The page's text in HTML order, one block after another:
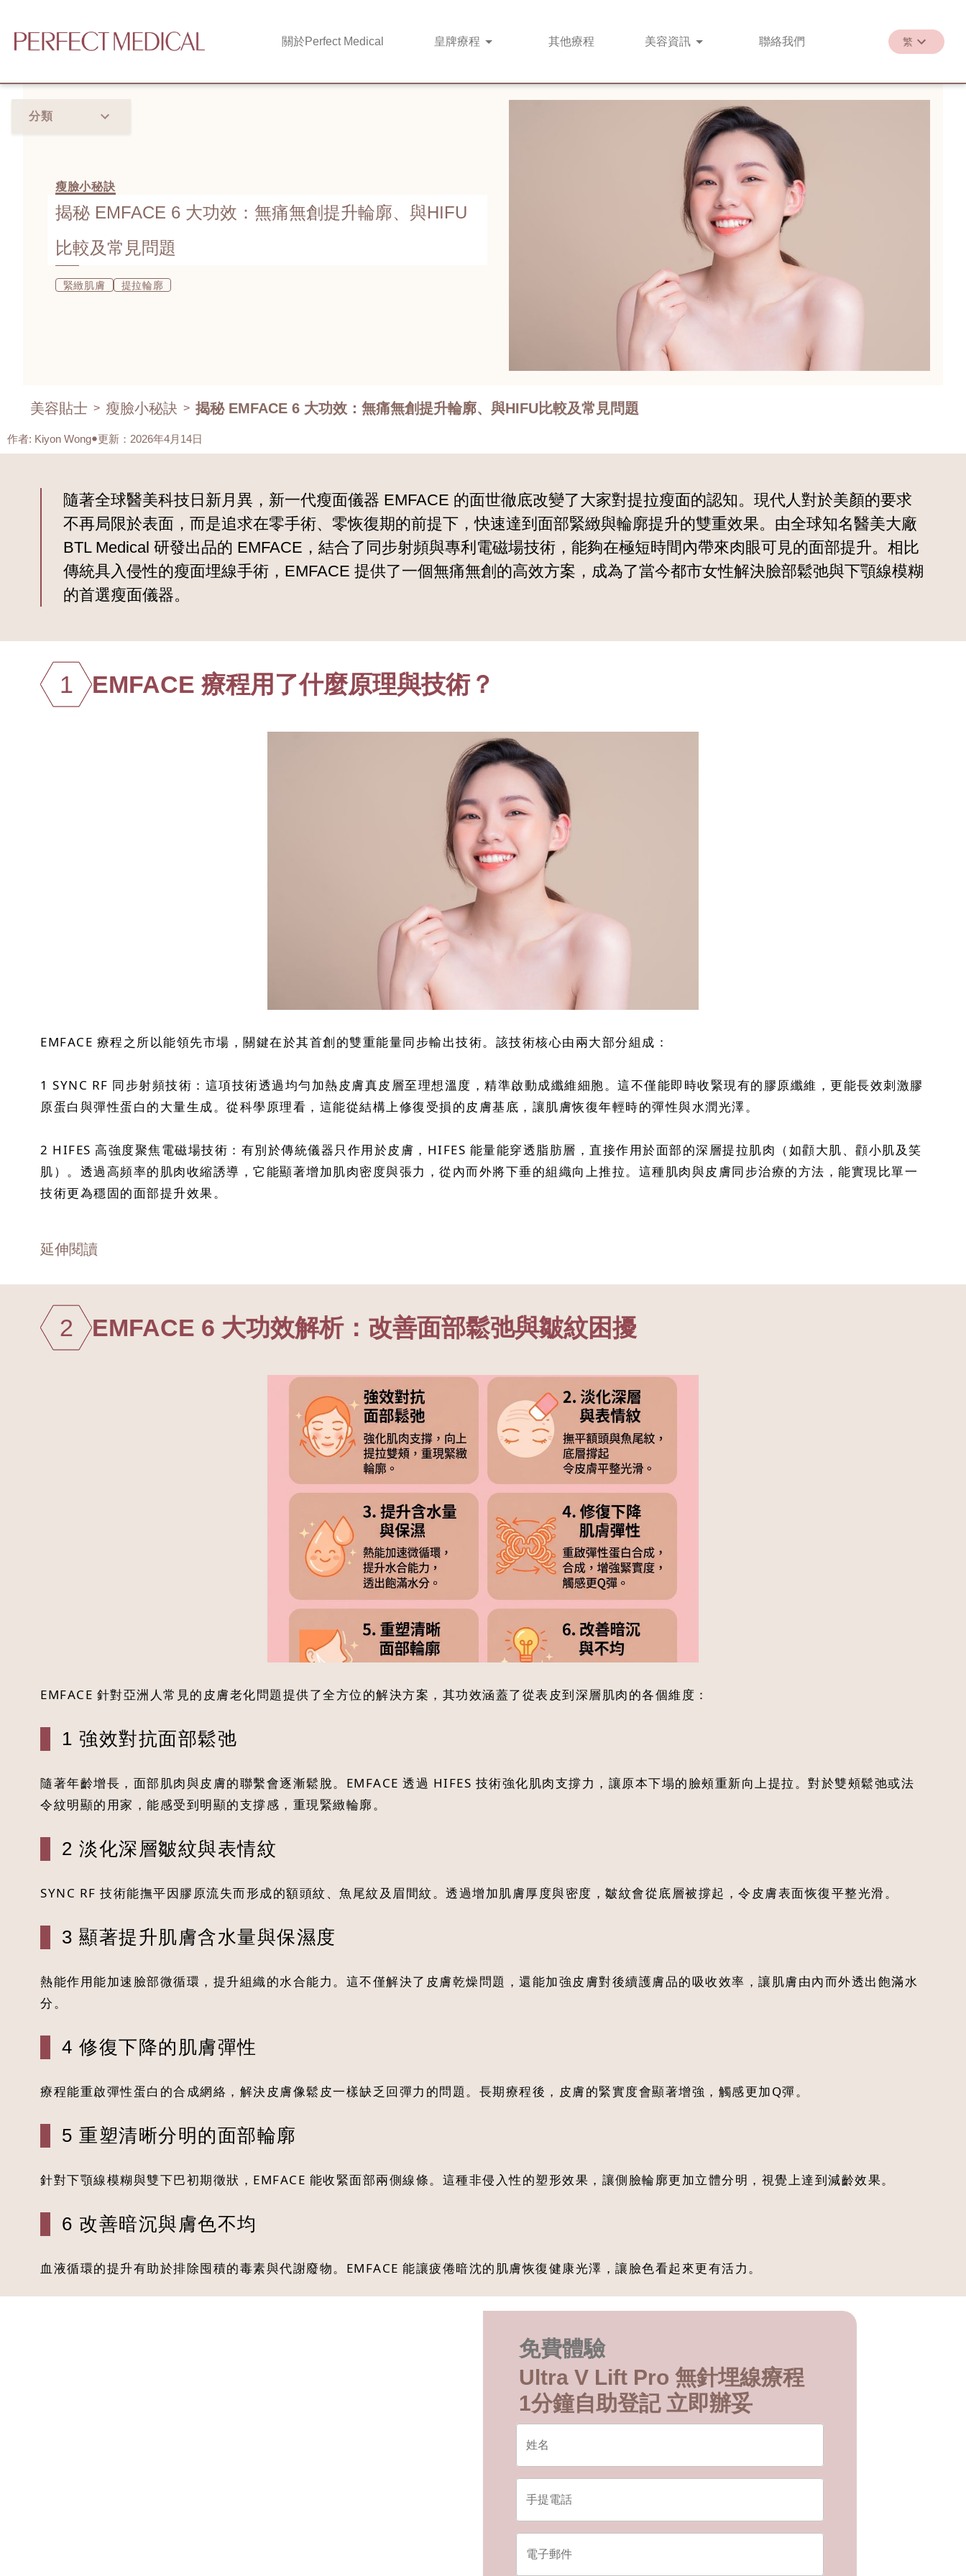
關於Perfect Medical 皇牌療程 其他療程 美容資訊 聯絡我們 繁
分類
瘦臉小秘訣
揭秘 EMFACE 6 大功效：無痛無創提升輪廓、與HIFU
比較及常見問題
緊緻肌膚 提拉輪廓
美容貼士 > 瘦臉小秘訣 > 揭秘 EMFACE 6 大功效：無痛無創提升輪廓、與HIFU比較及常見問題
作者: Kiyon Wong 更新：2026年4月14日
隨著全球醫美科技日新月異，新一代瘦面儀器 EMFACE 的面世徹底改變了大家對提拉瘦面的認知。現代人對於美顏的要求
不再局限於表面，而是追求在零手術、零恢復期的前提下，快速達到面部緊緻與輪廓提升的雙重效果。由全球知名醫美大廠
BTL Medical 研發出品的 EMFACE，結合了同步射頻與專利電磁場技術，能夠在極短時間內帶來肉眼可見的面部提升。相比
傳統具入侵性的瘦面埋線手術，EMFACE 提供了一個無痛無創的高效方案，成為了當今都市女性解決臉部鬆弛與下顎線模糊
的首選瘦面儀器。
1 EMFACE 療程用了什麼原理與技術？
EMFACE 療程之所以能領先市場，關鍵在於其首創的雙重能量同步輸出技術。該技術核心由兩大部分組成：
1 SYNC RF 同步射頻技術：這項技術透過均勻加熱皮膚真皮層至理想溫度，精準啟動成纖維細胞。這不僅能即時收緊現有的膠原纖維，更能長效刺激膠
原蛋白與彈性蛋白的大量生成。從科學原理看，這能從結構上修復受損的皮膚基底，讓肌膚恢復年輕時的彈性與水潤光澤。
2 HIFES 高強度聚焦電磁場技術：有別於傳統儀器只作用於皮膚，HIFES 能量能穿透脂肪層，直接作用於面部的深層提拉肌肉（如顴大肌、顴小肌及笑
肌）。透過高頻率的肌肉收縮誘導，它能顯著增加肌肉密度與張力，從內而外將下垂的組織向上推拉。這種肌肉與皮膚同步治療的方法，能實現比單一
技術更為穩固的面部提升效果。
延伸閱讀
2 EMFACE 6 大功效解析：改善面部鬆弛與皺紋困擾
EMFACE 針對亞洲人常見的皮膚老化問題提供了全方位的解決方案，其功效涵蓋了從表皮到深層肌肉的各個維度：
1 強效對抗面部鬆弛
隨著年齡增長，面部肌肉與皮膚的聯繫會逐漸鬆脫。EMFACE 透過 HIFES 技術強化肌肉支撐力，讓原本下塌的臉頰重新向上提拉。對於雙頰鬆弛或法
令紋明顯的用家，能感受到明顯的支撐感，重現緊緻輪廓。
2 淡化深層皺紋與表情紋
SYNC RF 技術能撫平因膠原流失而形成的額頭紋、魚尾紋及眉間紋。透過增加肌膚厚度與密度，皺紋會從底層被撐起，令皮膚表面恢復平整光滑。
3 顯著提升肌膚含水量與保濕度
熱能作用能加速臉部微循環，提升組織的水合能力。這不僅解決了皮膚乾燥問題，還能加強皮膚對後續護膚品的吸收效率，讓肌膚由內而外透出飽滿水
分。
4 修復下降的肌膚彈性
療程能重啟彈性蛋白的合成網絡，解決皮膚像鬆皮一樣缺乏回彈力的問題。長期療程後，皮膚的緊實度會顯著增強，觸感更加Q彈。
5 重塑清晰分明的面部輪廓
針對下顎線模糊與雙下巴初期徵狀，EMFACE 能收緊面部兩側線條。這種非侵入性的塑形效果，讓側臉輪廓更加立體分明，視覺上達到減齡效果。
6 改善暗沉與膚色不均
血液循環的提升有助於排除囤積的毒素與代謝廢物。EMFACE 能讓疲倦暗沈的肌膚恢復健康光澤，讓臉色看起來更有活力。
免費體驗
Ultra V Lift Pro 無針埋線療程
1分鐘自助登記 立即辦妥